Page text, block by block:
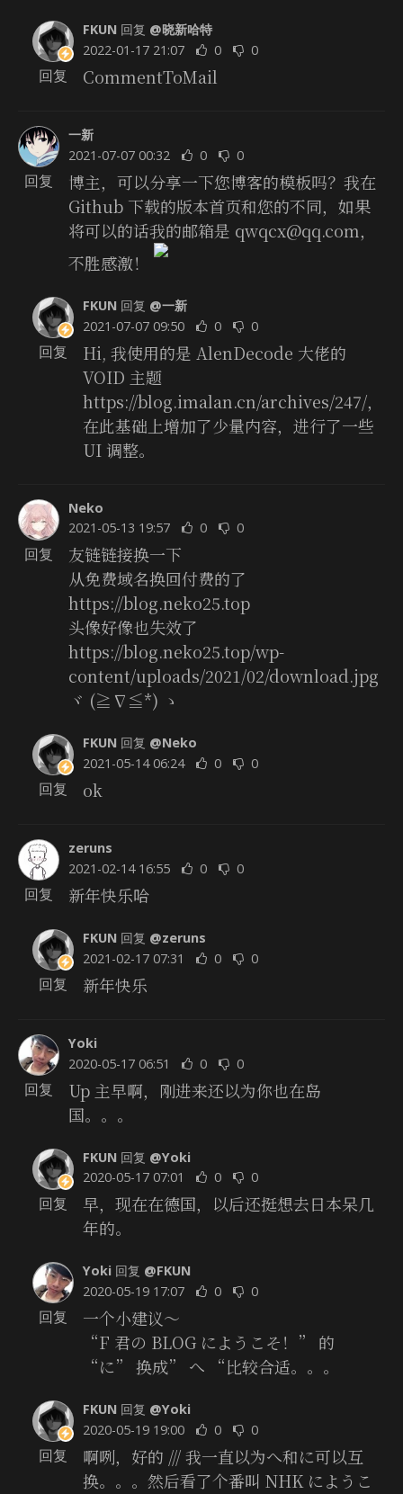
FKUN 回复 @晓新哈特
2022-01-17 21:07
0 0
CommentToMail
回复
一新
2021-07-07 00:32
0 0
博主，可以分享一下您博客的模板吗？我在
Github 下载的版本首页和您的不同，如果
将可以的话我的邮箱是 qwqcx@qq.com，
不胜感激！
回复
FKUN 回复 @一新
2021-07-07 09:50
0 0
Hi, 我使用的是 AlenDecode 大佬的
VOID 主题
https://blog.imalan.cn/archives/247/，
在此基础上增加了少量内容，进行了一些
UI 调整。
回复
Neko
2021-05-13 19:57
0 0
友链链接换一下
从免费域名换回付费的了
https://blog.neko25.top
头像好像也失效了
https://blog.neko25.top/wp-
content/uploads/2021/02/download.jpg
ヾ (≧∇≦*) ゝ
回复
FKUN 回复 @Neko
2021-05-14 06:24
0 0
ok
回复
zeruns
2021-02-14 16:55
0 0
新年快乐哈
回复
FKUN 回复 @zeruns
2021-02-17 07:31
0 0
新年快乐
回复
Yoki
2020-05-17 06:51
0 0
Up 主早啊，刚进来还以为你也在岛
国。。。
回复
FKUN 回复 @Yoki
2020-05-17 07:01
0 0
早，现在在德国，以后还挺想去日本呆几
年的。
回复
Yoki 回复 @FKUN
2020-05-19 17:07
0 0
一个小建议～
“F 君の BLOG にようこそ！” 的
“に” 换成” へ “比较合适。。。
回复
FKUN 回复 @Yoki
2020-05-19 19:00
0 0
啊咧，好的 /// 我一直以为へ和に可以互
换。。。然后看了个番叫 NHK にようこ
回复